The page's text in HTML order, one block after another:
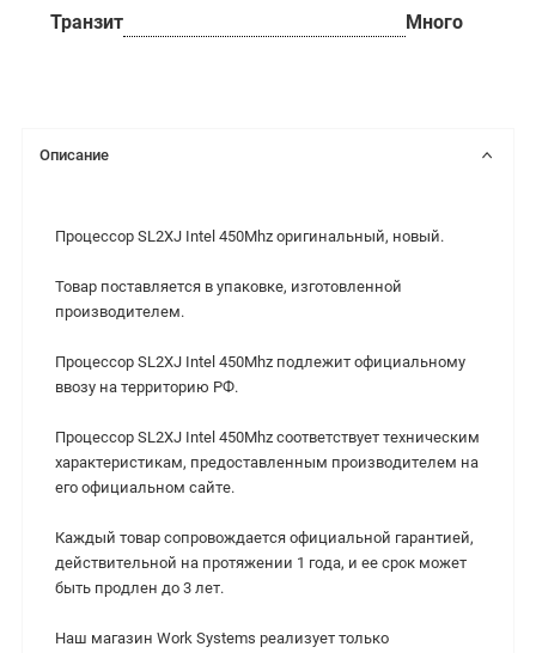
Транзит Много
Описание
Процессор SL2XJ Intel 450Mhz оригинальный, новый.
Товар поставляется в упаковке, изготовленной
производителем.
Процессор SL2XJ Intel 450Mhz подлежит официальному
ввозу на территорию РФ.
Процессор SL2XJ Intel 450Mhz cоответствует техническим
характеристикам, предоставленным производителем на
его официальном сайте.
Каждый товар сопровождается официальной гарантией,
действительной на протяжении 1 года, и ее срок может
быть продлен до 3 лет.
Наш магазин Work Systems реализует только